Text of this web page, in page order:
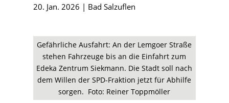
20. Jan. 2026 | Bad Salzuflen
Gefährliche Ausfahrt: An der Lemgoer Straße
stehen Fahrzeuge bis an die Einfahrt zum
Edeka Zentrum Siekmann. Die Stadt soll nach
dem Willen der SPD-Fraktion jetzt für Abhilfe
sorgen. Foto: Reiner Toppmöller